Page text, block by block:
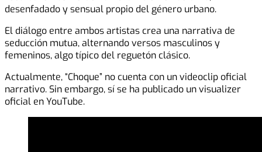
desenfadado y sensual propio del género urbano.
El diálogo entre ambos artistas crea una narrativa de
seducción mutua, alternando versos masculinos y
femeninos, algo típico del reguetón clásico.
Actualmente, “Choque” no cuenta con un videoclip oficial
narrativo. Sin embargo, sí se ha publicado un visualizer
oficial en YouTube.